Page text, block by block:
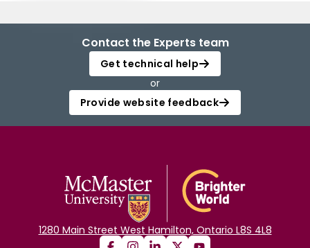
Contact the Experts team
Get technical help
or
Provide website feedback
1280 Main Street West Hamilton, Ontario L8S 4L8